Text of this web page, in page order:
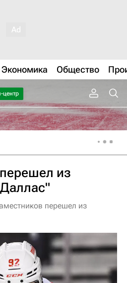
Экономика Общество
центр
из
перешел из